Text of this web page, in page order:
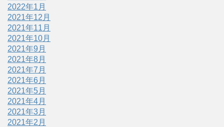
2022年1月
2021年12月
2021年11月
2021年10月
2021年9月
2021年8月
2021年7月
2021年6月
2021年5月
2021年4月
2021年3月
2021年2月